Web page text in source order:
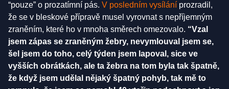
“pouze” o prozatímní pás. V posledním vysílání prozradil,
že se v bleskové přípravě musel vyrovnat s nepříjemným
zraněním, které ho v mnoha směrech omezovalo. “Vzal
jsem zápas se zraněným žebry, nevymlouval jsem se,
šel jsem do toho, celý týden jsem lapoval, sice ve
vyšších obrátkách, ale ta žebra na tom byla tak špatně,
že když jsem udělal nějaký špatný pohyb, tak mě to